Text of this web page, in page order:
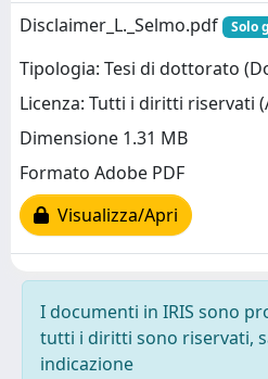
Disclaimer_L._Selmo.pdf Solo
Tipologia: Tesi di dottorato
Licenza: Tutti i diritti riservati
Dimensione 1.31 MB
Formato Adobe PDF
Visualizza/Apri
I documenti in IRIS sono
tutti i diritti sono riservati,
indicazione